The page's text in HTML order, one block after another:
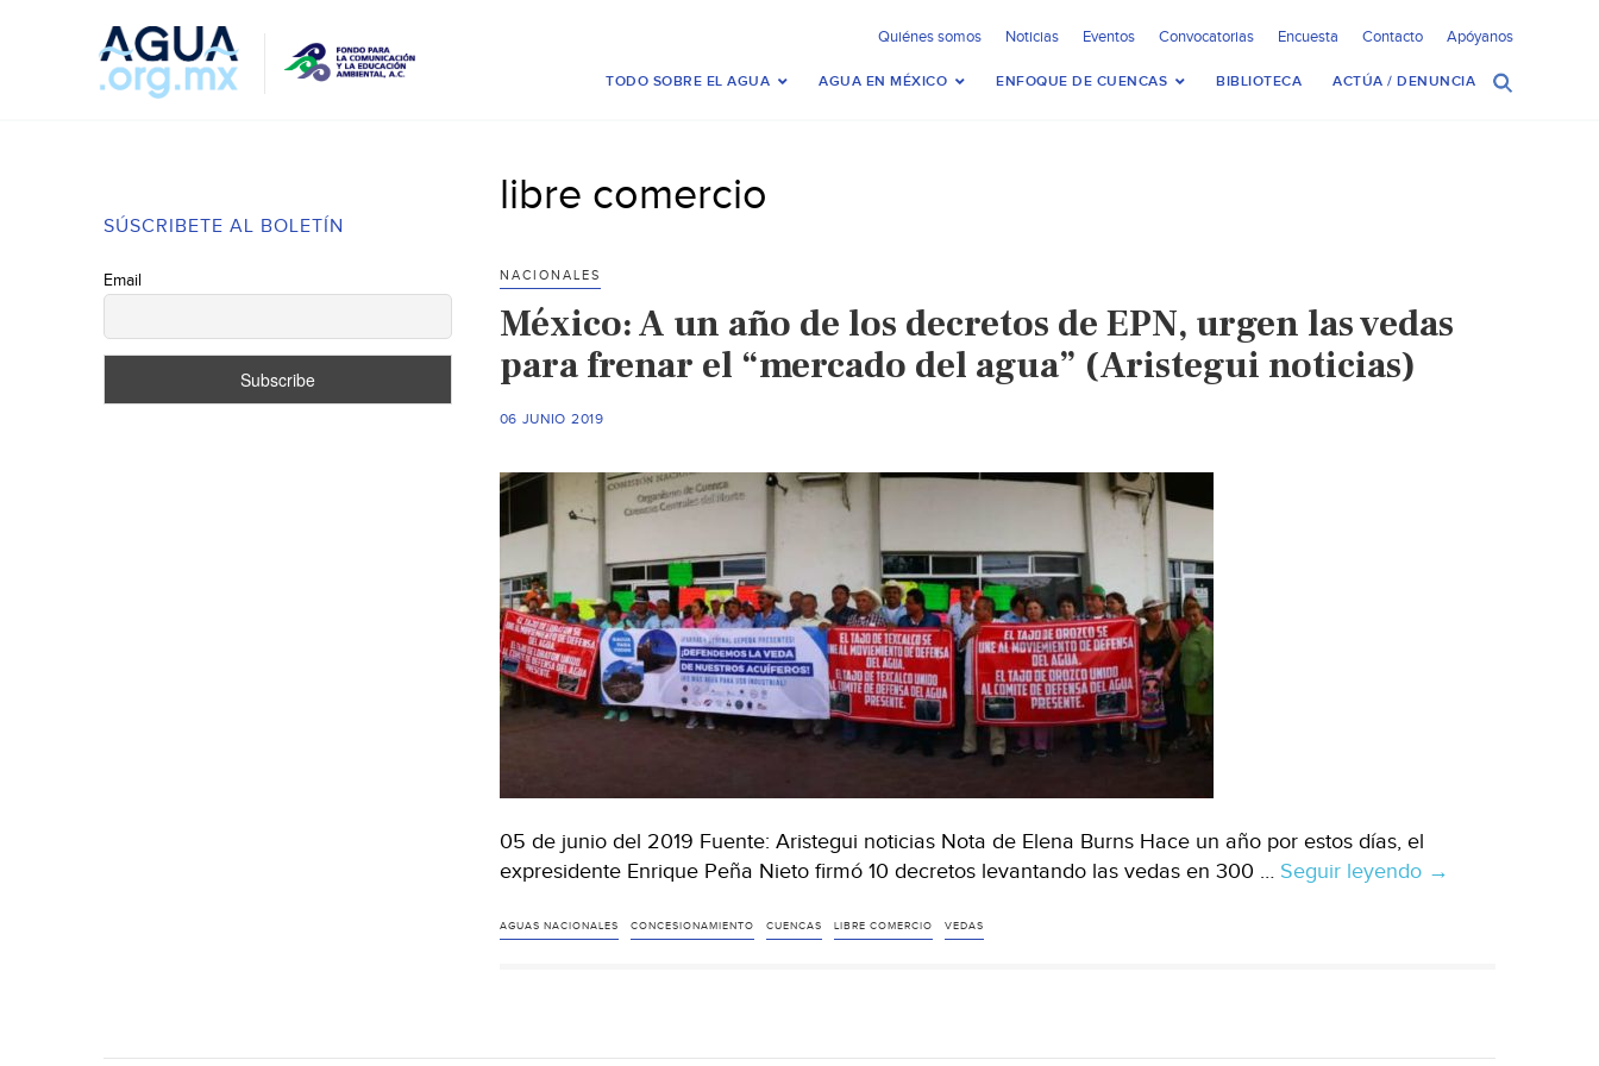
Quiénes somos Noticias Eventos Convocatorias Encuesta Contacto Apóyanos
TODO SOBRE EL AGUA AGUA EN MÉXICO ENFOQUE DE CUENCAS BIBLIOTECA ACTÚA / DENUNCIA
SÚSCRIBETE AL BOLETÍN
Email
libre comercio
NACIONALES
México: A un año de los decretos de EPN, urgen las vedas
para frenar el “mercado del agua” (Aristegui noticias)
06 JUNIO 2019
05 de junio del 2019 Fuente: Aristegui noticias Nota de Elena Burns Hace un año por estos días, el
expresidente Enrique Peña Nieto firmó 10 decretos levantando las vedas en 300 … Seguir leyendo México:
→
AGUAS NACIONALES CONCESIONAMIENTO CUENCAS LIBRE COMERCIO VEDAS